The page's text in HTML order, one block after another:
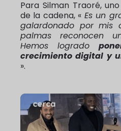
Para Silman Traoré,
de la cadena, « Es un
galardonado por mis
palmas reconocen
Hemos logrado
crecimiento digital y
».